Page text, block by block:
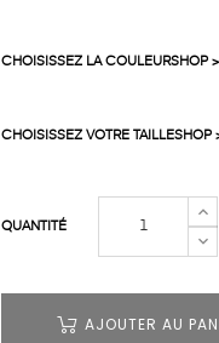
CHOISISSEZ LA COULEURSHOP
CHOISISSEZ VOTRE TAILLESHOP
QUANTITÉ
AJOUTER AU